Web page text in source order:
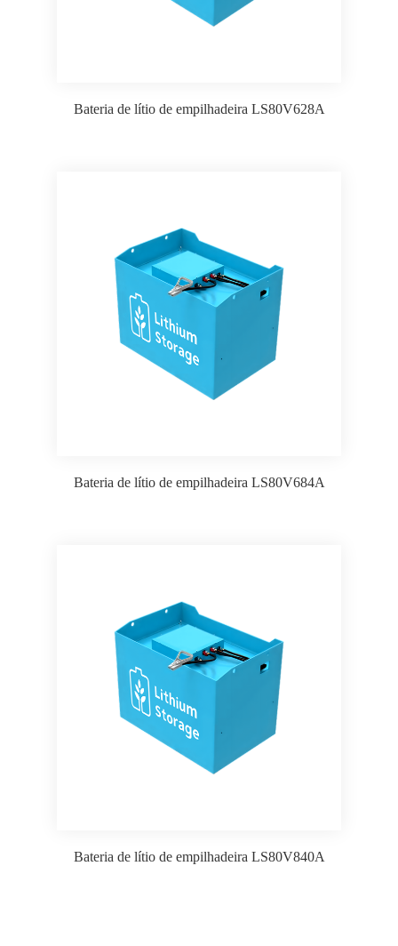
Bateria de lítio de empilhadeira LS80V628A
Bateria de lítio de empilhadeira LS80V684A
Bateria de lítio de empilhadeira LS80V840A